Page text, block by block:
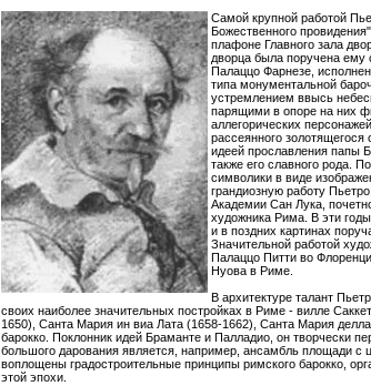
Самой крупной работой
Божественного
плафоне Главного зала
дворца была поручена ему
Палаццо Фарнезе,
типа монументальной
устремлением ввысь
парящими в опоре на них
аллегорических
рассеянного золотящегося
идеей прославления папы
также его славного рода.
символики в виде
грандиозную работу
Академии Сан Лука,
художника Рима. В эти
и в поздних картинах
Значительной работой
Палаццо Питти во
Нуова в Риме.
В архитектуре талант
своих наиболее значительных постройках в Риме - вилле
1650), Санта Мария ин виа Лата (1658-1662), Санта Мария
барокко. Поклонник идей Браманте и Палладио, он творчески
большого дарования является, например, ансамбль площади с
воплощены градостроительные принципы римского барокко,
этой эпохи.